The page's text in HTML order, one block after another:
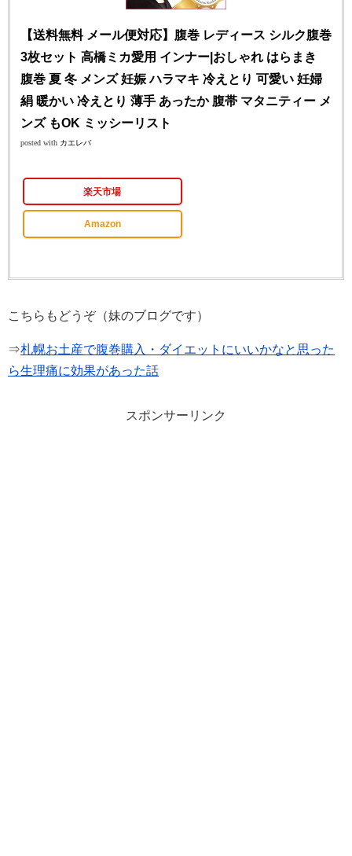
【送料無料 メール便対応】腹巻 レディース シルク腹巻
3枚セット 高橋ミカ愛用 インナー|おしゃれ はらまき
腹巻 夏 冬 メンズ 妊娠 ハラマキ 冷えとり 可愛い 妊婦
絹 暖かい 冷えとり 薄手 あったか 腹帯 マタニティー メ
ンズ もOK ミッシーリスト
posted with カエレバ
楽天市場
Amazon
こちらもどうぞ（妹のブログです）
⇒札幌お土産で腹巻購入・ダイエットにいいかなと思った
ら生理痛に効果があった話
スポンサーリンク